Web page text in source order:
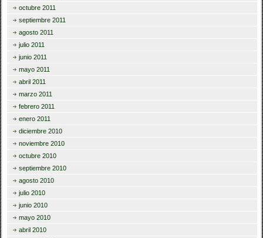
octubre 2011
septiembre 2011
agosto 2011
julio 2011
junio 2011
mayo 2011
abril 2011
marzo 2011
febrero 2011
enero 2011
diciembre 2010
noviembre 2010
octubre 2010
septiembre 2010
agosto 2010
julio 2010
junio 2010
mayo 2010
abril 2010